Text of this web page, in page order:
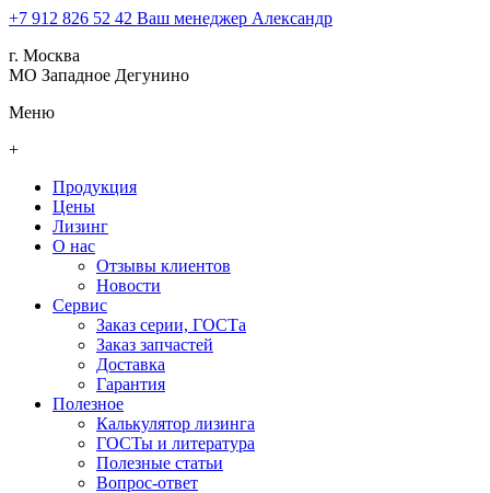
+7 912 826 52 42 Ваш менеджер Александр
г. Москва
МО Западное Дегунино
Меню
+
Продукция
Цены
Лизинг
О нас
Отзывы клиентов
Новости
Сервис
Заказ серии, ГОСТа
Заказ запчастей
Доставка
Гарантия
Полезное
Калькулятор лизинга
ГОСТы и литература
Полезные статьи
Вопрос-ответ